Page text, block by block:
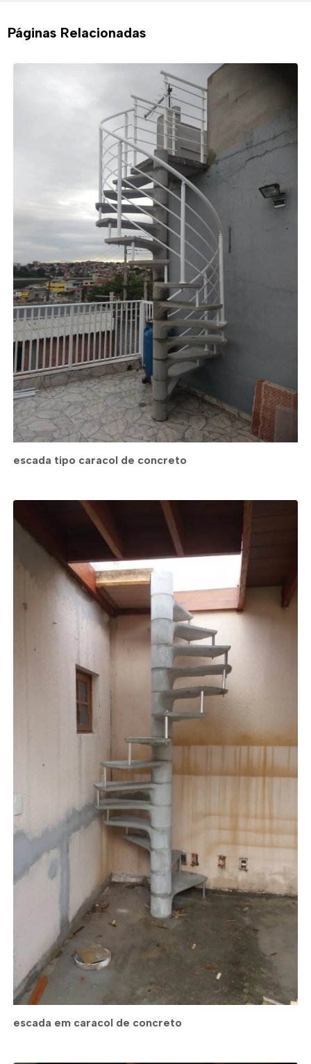
Páginas Relacionadas
escada tipo caracol de concreto
escada em caracol de concreto